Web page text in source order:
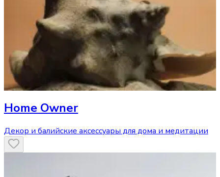
Home Owner
Декор и балийские аксессуары для дома и медитации